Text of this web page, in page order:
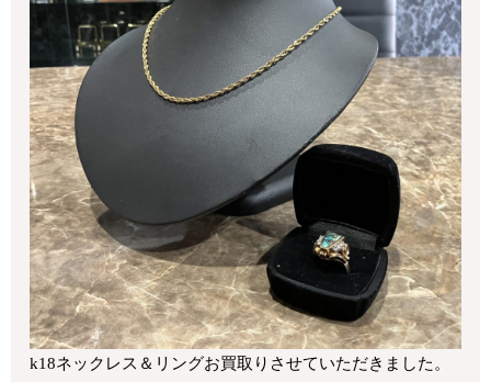
k18ネックレス＆リングお買取りさせていただきました。